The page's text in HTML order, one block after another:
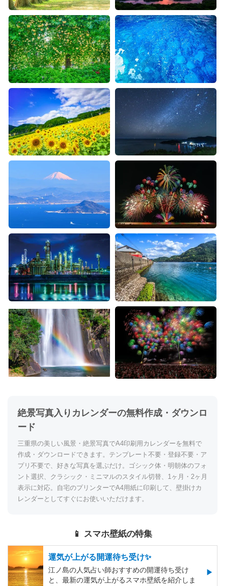
絶景写真入りカレンダーの無料作成・ダウンロ
ード
三重県の美しい風景・絶景写真でA4印刷用カレンダーを無料で
作成・ダウンロードできます。テンプレート不要・登録不要・ア
プリ不要で、好きな写真を選ぶだけ。ゴシック体・明朝体のフォ
ント選択、クラシック・ミニマルのスタイル切替、1ヶ月・2ヶ月
表示に対応。自宅のプリンターでA4用紙に印刷して、壁掛けカ
レンダーとしてすぐにお使いいただけます。
📱 スマホ壁紙の特集
運気が上がる開運待ち受け✨
江ノ島の人気占い師おすすめの開運待ち受け
と、最新の運気が上がるスマホ壁紙を紹介しま